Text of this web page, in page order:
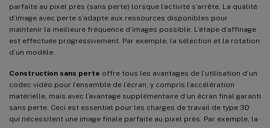
parfaite au pixel près (sans perte) lorsque l’activité s’arrête. La qualité
d’image avec perte s’adapte aux ressources disponibles pour
maintenir la meilleure fréquence d’images possible. L’étape d’affinage
est effectuée progressivement. Par exemple, la sélection et la rotation
d’un modèle.
Construction sans perte offre tous les avantages de l’utilisation d’un
codec vidéo pour l’ensemble de l’écran, y compris l’accélération
matérielle, mais avec l’avantage supplémentaire d’un écran final garanti
sans perte. Ceci est essentiel pour les charges de travail de type 3D
qui nécessitent une image finale parfaite au pixel près. Par exemple, la